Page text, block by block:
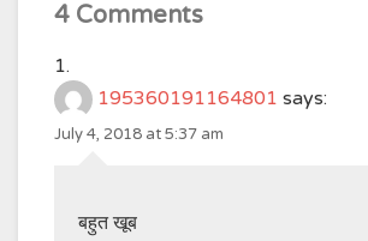
4 Comments
195360191164801 says:
July 4, 2018 at 5:37 am
बहुत खूब